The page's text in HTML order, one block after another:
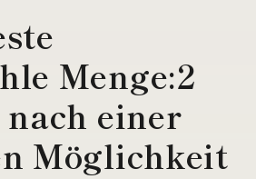
Menge:2
einer
Möglichkeit